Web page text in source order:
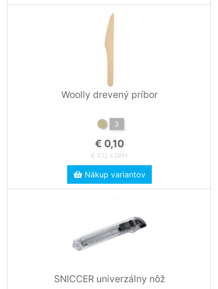
Woolly drevený príbor
3
€ 0,10
€ 0,12 s DPH
Nákup variantov
SNICCER univerzálny nôž